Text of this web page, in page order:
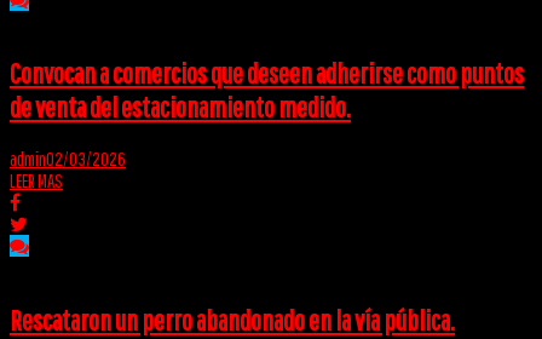
Convocan a comercios que deseen adherirse como puntos
de venta del estacionamiento medido.
admin02/03/2026
LEER MAS
Rescataron un perro abandonado en la vía pública.